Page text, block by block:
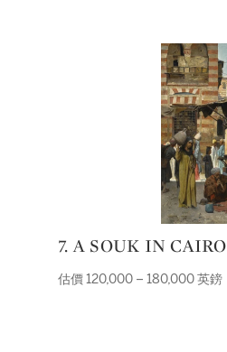
7. A SOUK IN CAIRO
估價 120,000 – 180,000 英鎊